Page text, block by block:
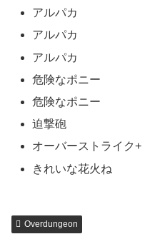
アルパカ
アルパカ
アルパカ
危険なポニー
危険なポニー
迫撃砲
オーバーストライク+
きれいな花火ね
Overdungeon